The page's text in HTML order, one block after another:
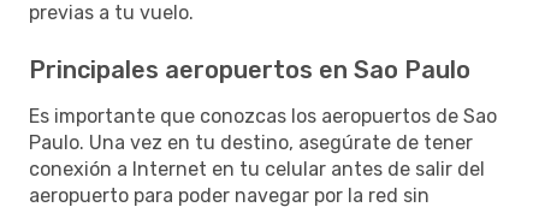
previas a tu vuelo.
Principales aeropuertos en Sao Paulo
Es importante que conozcas los aeropuertos de Sao
Paulo. Una vez en tu destino, asegúrate de tener
conexión a Internet en tu celular antes de salir del
aeropuerto para poder navegar por la red sin